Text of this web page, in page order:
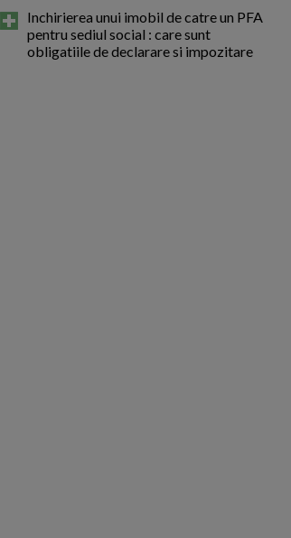
Inchirierea unui imobil de catre un PFA
pentru sediul social : care sunt
obligatiile de declarare si impozitare